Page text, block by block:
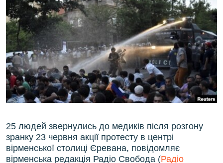
ВСЕ ЗА ДЕНЬ
СПЕЦПРОЕКТИ
ДЕПОРТАЦІЯ
ВІДЕОУРОКИ «ELIFBE»
СВІДЧЕННЯ ОКУПАЦІЇ
УКРАЇНСЬКА ПРОБЛЕМА КРИМУ
ЯК ОБІЙТИ БЛОКУВАННЯ
Русский
Qırımtatar
25 людей звернулись до медиків після розгону
зранку 23 червня акції протесту в центрі
вірменської столиці Єревана, повідомляє
вірменська редакція Радіо Свобода (Радіо